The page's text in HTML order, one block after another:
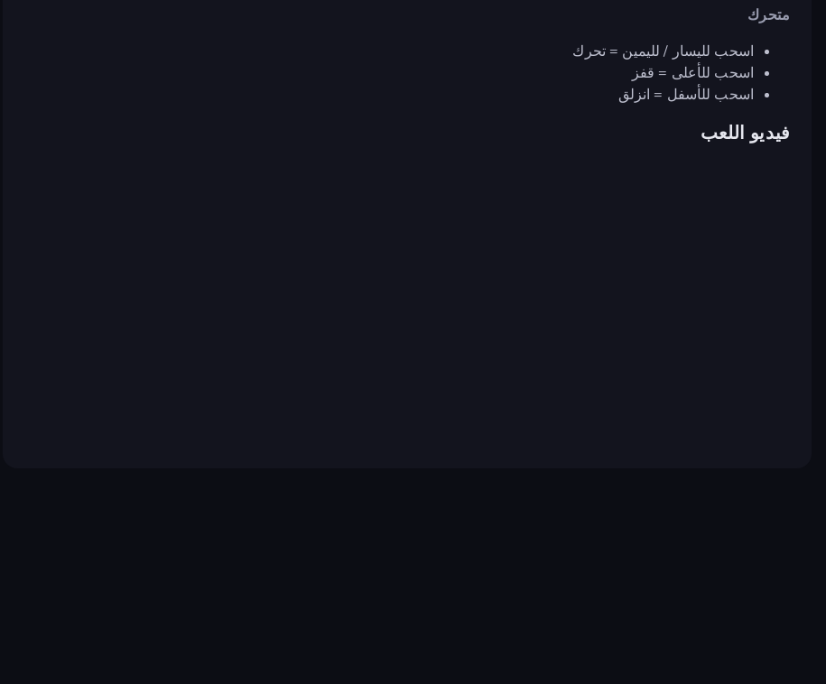
متحرك
اسحب لليسار / لليمين = تحرك
اسحب للأعلى = قفز
اسحب للأسفل = انزلق
فيديو اللعب